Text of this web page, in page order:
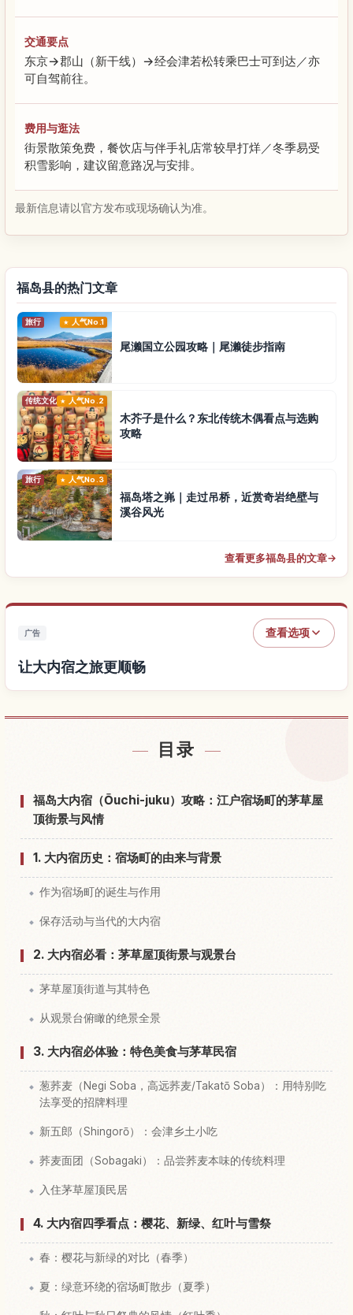
交通要点
东京→郡山（新干线）→经会津若松转乘巴士可到达／亦
可自驾前往。
费用与逛法
街景散策免费，餐饮店与伴手礼店常较早打烊／冬季易受
积雪影响，建议留意路况与安排。
最新信息请以官方发布或现场确认为准。
福岛县的热门文章
旅行 人气No.1
尾濑国立公园攻略｜尾濑徒步指南
传统文化 人气No.2
木芥子是什么？东北传统木偶看点与选购
攻略
旅行 人气No.3
福岛塔之岪｜走过吊桥，近赏奇岩绝壁与
溪谷风光
查看更多福岛县的文章→
广告 查看选项
让大内宿之旅更顺畅
目录
福岛大内宿（Ōuchi-juku）攻略：江户宿场町的茅草屋
顶街景与风情
1. 大内宿历史：宿场町的由来与背景
作为宿场町的诞生与作用
保存活动与当代的大内宿
2. 大内宿必看：茅草屋顶街景与观景台
茅草屋顶街道与其特色
从观景台俯瞰的绝景全景
3. 大内宿必体验：特色美食与茅草民宿
葱荞麦（Negi Soba，高远荞麦/Takatō Soba）：用特别吃
法享受的招牌料理
新五郎（Shingorō）：会津乡土小吃
荞麦面团（Sobagaki）：品尝荞麦本味的传统料理
入住茅草屋顶民居
4. 大内宿四季看点：樱花、新绿、红叶与雪祭
春：樱花与新绿的对比（春季）
夏：绿意环绕的宿场町散步（夏季）